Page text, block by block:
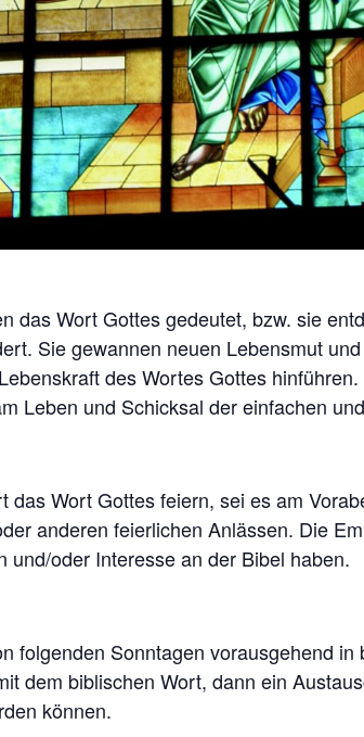
das Wort Gottes gedeutet, bzw. sie
Sie gewannen neuen Lebensmut
des Wortes Gottes
Leben und Schicksal der einfachen
Wort Gottes feiern, sei es am
anderen feierlichen Anlässen. Die
oder Interesse an der Bibel haben.
folgenden Sonntagen vorausgehend
dem biblischen Wort, dann ein
können.